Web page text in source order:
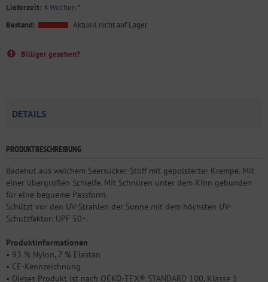
Lieferzeit: 4 Wochen *
Bestand:
Aktuell nicht auf Lager
Billiger gesehen?
DETAILS
PRODUKTBESCHREIBUNG
Badehut aus weichem Seersucker-Stoff mit gepolsterter Krempe. Mit
einer übergroßen Schleife. Mit Schnüren unter dem Kinn gebunden
für eine bequeme Passform.
Schützt vor den UV-Strahlen der Sonne mit dem höchsten UV-
Schutzfaktor: UPF 50+.
Produktinformationen
• 93 % Nylon, 7 % Elastan
• CE-Kennzeichnung
• Dieses Produkt ist nach OEKO-TEX® STANDARD 100, Klasse 1